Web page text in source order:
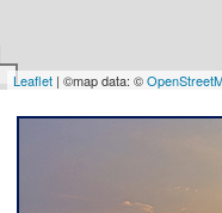
Leaflet | ©map data: ©